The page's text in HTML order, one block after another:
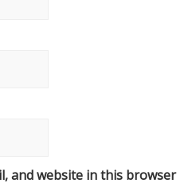
and website in this browser